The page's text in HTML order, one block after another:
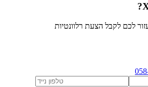
?
לכם לקבל הצעת רלוונטיות